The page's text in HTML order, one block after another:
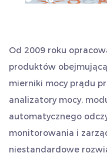
rozproszonej
rzeczywistym oraz
energii.
Automatyka
automatyki
zużycia energii
wysyłkowego.
opartego na
pracy zespołowej i
zapraszamy klientów
odwiedzenia nas i
tworzenia
Od 2009 roku
produktów
mierniki mocy prądu
analizatory mocy,
automatycznego
monitorowania i
niestandardowe